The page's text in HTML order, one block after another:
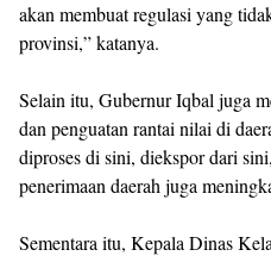
akan membuat regulasi yang
provinsi,” katanya.
Selain itu, Gubernur Iqbal juga
dan penguatan rantai nilai di
diproses di sini, diekspor dari
penerimaan daerah juga
Sementara itu, Kepala Dinas